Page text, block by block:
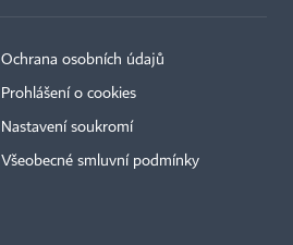
Ochrana osobních údajů
Prohlášení o cookies
Nastavení soukromí
Všeobecné smluvní podmínky